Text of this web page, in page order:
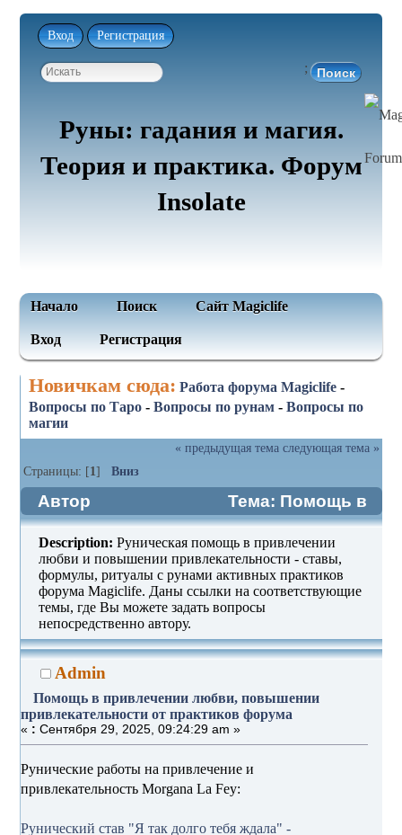
Вход Регистрация
;
Руны: гадания и магия.
Теория и практика. Форум
Insolate
Начало Поиск Сайт Magiclife
Вход Регистрация
Новичкам сюда: Работа форума Magiclife -
Вопросы по Таро -Вопросы по рунам -Вопросы по
магии
« предыдущая тема следующая тема »
Страницы: [1]Вниз
Автор
Тема: Помощь в
привлечении любви, повышении
привлекательности от практиков
форума (Прочитано 597 раз)
Description: Руническая помощь в привлечении
любви и повышении привлекательности - ставы,
формулы, ритуалы c рунами активных практиков
форума Magiclife. Даны ссылки на соответствующие
темы, где Вы можете задать вопросы
непосредственно автору.
Admin
Помощь в привлечении любви, повышении
привлекательности от практиков форума
« : Сентября 29, 2025, 09:24:29 am »
Рунические работы на привлечение и
привлекательность Morgana La Fey:
Рунический став "Я так долго тебя ждала" -